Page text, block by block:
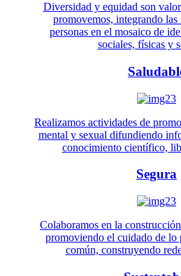
Diversidad y equidad son
promovemos, integrando las
personas en el mosaico de
sociales, físicas y
Realizamos actividades de
mental y sexual difundiendo
conocimiento científico,
Segura
Colaboramos en la
promoviendo el cuidado de
común, construyendo